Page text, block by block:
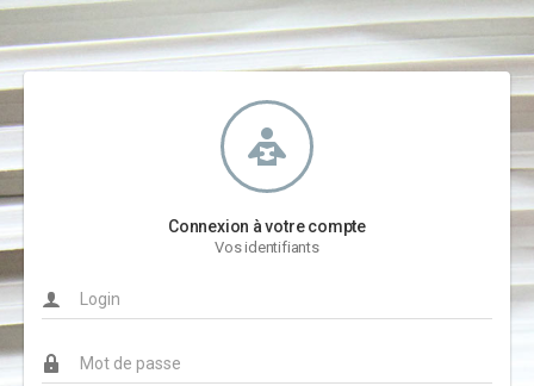
Connexion à votre compte
Vos identifiants